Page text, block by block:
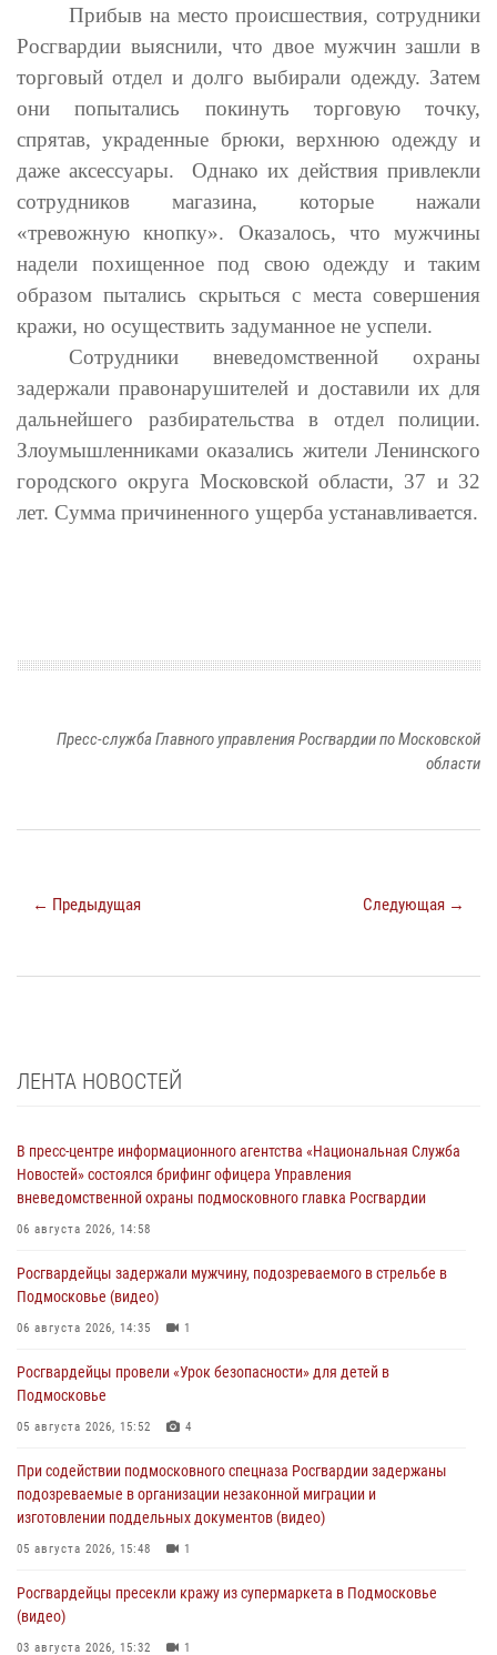
Прибыв на место происшествия, сотрудники
Росгвардии выяснили, что двое мужчин зашли в
торговый отдел и долго выбирали одежду. Затем
они попытались покинуть торговую точку,
спрятав, украденные брюки, верхнюю одежду и
даже аксессуары. Однако их действия привлекли
сотрудников магазина, которые нажали
«тревожную кнопку». Оказалось, что мужчины
надели похищенное под свою одежду и таким
образом пытались скрыться с места совершения
кражи, но осуществить задуманное не успели.
Сотрудники вневедомственной охраны
задержали правонарушителей и доставили их для
дальнейшего разбирательства в отдел полиции.
Злоумышленниками оказались жители Ленинского
городского округа Московской области, 37 и 32
лет. Сумма причиненного ущерба устанавливается.
Пресс-служба Главного управления Росгвардии по Московской
области
← Предыдущая Следующая →
ЛЕНТА НОВОСТЕЙ
В пресс-центре информационного агентства «Национальная Служба
Новостей» состоялся брифинг офицера Управления
вневедомственной охраны подмосковного главка Росгвардии
06 августа 2026, 14:58
Росгвардейцы задержали мужчину, подозреваемого в стрельбе в
Подмосковье (видео)
06 августа 2026, 14:35 1
Росгвардейцы провели «Урок безопасности» для детей в
Подмосковье
05 августа 2026, 15:52 4
При содействии подмосковного спецназа Росгвардии задержаны
подозреваемые в организации незаконной миграции и
изготовлении поддельных документов (видео)
05 августа 2026, 15:48 1
Росгвардейцы пресекли кражу из супермаркета в Подмосковье
(видео)
03 августа 2026, 15:32 1